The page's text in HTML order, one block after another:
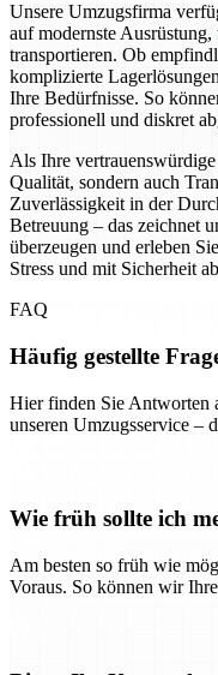
Unsere Umzugsfirma
auf modernste
transportieren. Ob
komplizierte
Ihre Bedürfnisse. So
professionell und diskret
Als Ihre
Qualität, sondern auch
Zuverlässigkeit in der
Betreuung – das zeichnet
überzeugen und erleben
Stress und mit Sicherheit
FAQ
Häufig gestellte
Hier finden Sie Antworten
unseren Umzugsservice –
Wie früh sollte ich
Am besten so früh wie
Voraus. So können wir